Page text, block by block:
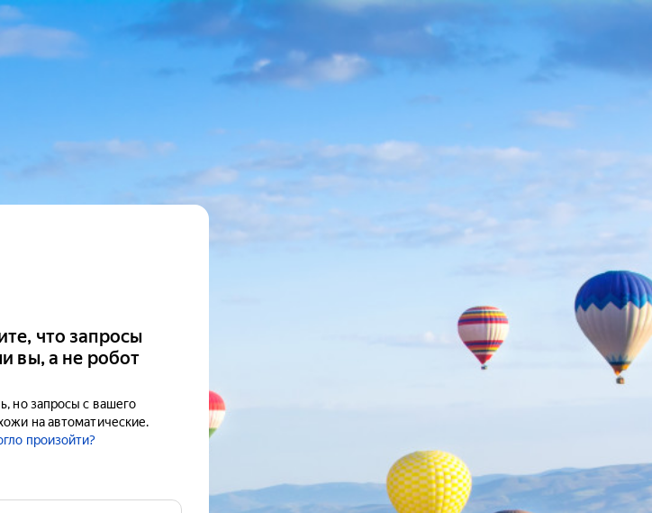
что запросы
вы, а не робот
но запросы с вашего
на автоматические.
произойти?